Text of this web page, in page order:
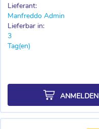
Lieferant:
Manfreddo Admin
Lieferbar in:
3
Tag(en)
ANMELDEN